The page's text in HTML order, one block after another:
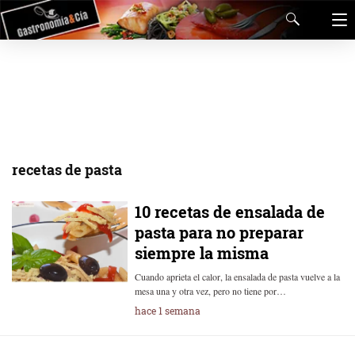
recetas de pasta
10 recetas de ensalada de
pasta para no preparar
siempre la misma
Cuando aprieta el calor, la ensalada de pasta vuelve a la
mesa una y otra vez, pero no tiene por…
hace 1 semana